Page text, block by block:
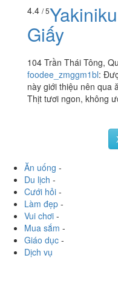
4.4 / 5
Giấy
104 Trần Thái Tông,
foodee_zmggm1bl:
này giới thiệu nên qua
Thịt tươi ngon, không
Ăn uống
Du lịch-
Cưới hỏi-
Làm đẹp